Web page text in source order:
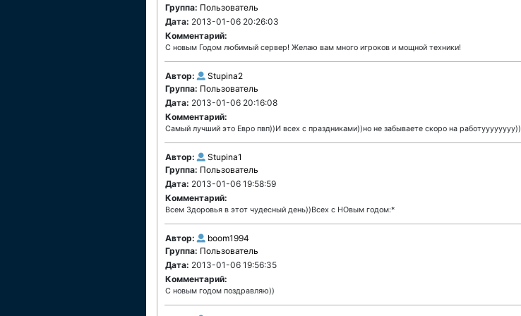
Группа: Пользователь
Дата: 2013-01-06 20:26:03
Комментарий:
С новым Годом любимый сервер! Желаю вам много игроков и мощной техники!
Автор:
Stupina2
Группа: Пользователь
Дата: 2013-01-06 20:16:08
Комментарий:
Самый лучший это Евро пвп))И всех с праздниками))но не забываете скоро на работуууууууу))
Автор:
Stupina1
Группа: Пользователь
Дата: 2013-01-06 19:58:59
Комментарий:
Всем Здоровья в этот чудесный день))Всех с НОвым годом:*
Автор:
boom1994
Группа: Пользователь
Дата: 2013-01-06 19:56:35
Комментарий:
С новым годом поздравляю))